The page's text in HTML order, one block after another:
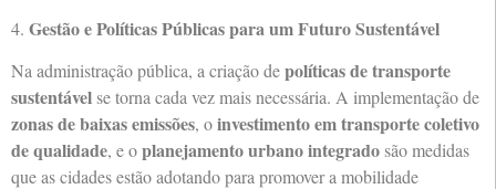
4. Gestão e Políticas Públicas para um Futuro Sustentável
Na administração pública, a criação depolíticas de transporte
sustentável se torna cada vez mais necessária. A implementação de
zonas de baixas emissões, oinvestimento em transporte coletivo
de qualidade, e oplanejamento urbano integrado são medidas
que as cidades estão adotando para promover a mobilidade